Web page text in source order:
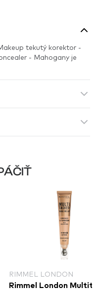
tekutý korektor -
- Mahogany je
RIMMEL LONDON
Rimmel London